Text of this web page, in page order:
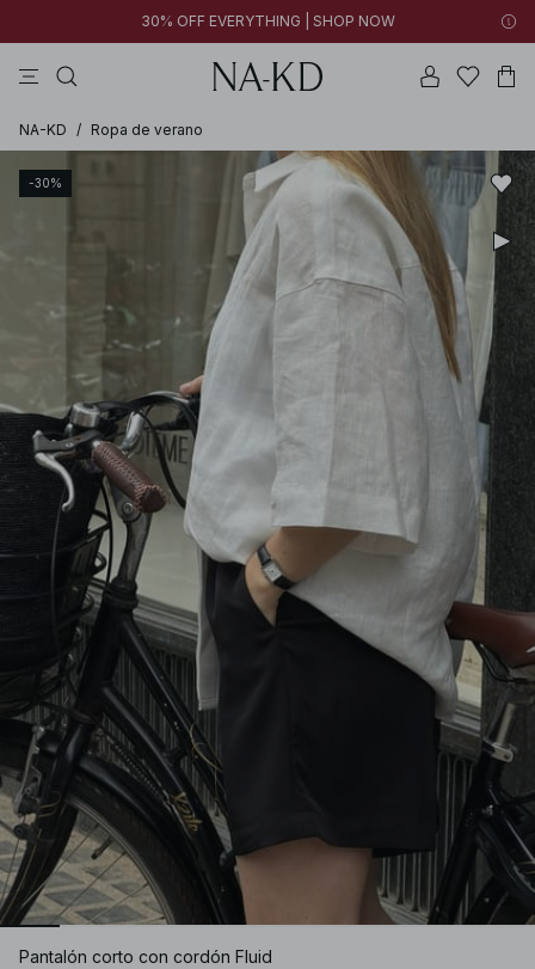
30% OFF EVERYTHING | SHOP NOW
NA-KD / Ropa de verano
-30%
Pantalón corto con cordón Fluid